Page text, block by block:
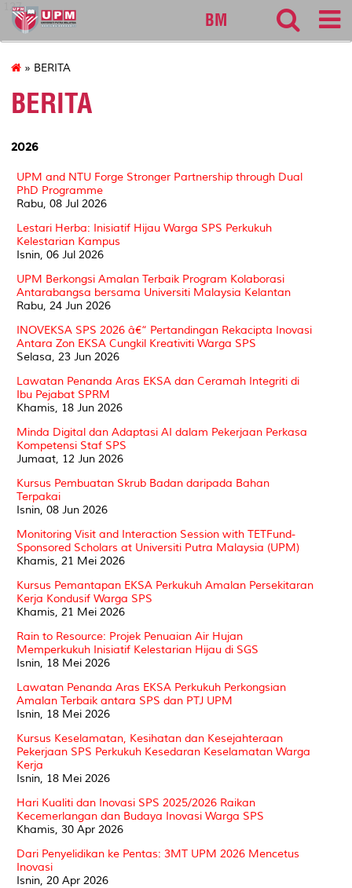
127
BM
» BERITA
BERITA
2026
UPM and NTU Forge Stronger Partnership through Dual
PhD Programme
Rabu, 08 Jul 2026
Lestari Herba: Inisiatif Hijau Warga SPS Perkukuh
Kelestarian Kampus
Isnin, 06 Jul 2026
UPM Berkongsi Amalan Terbaik Program Kolaborasi
Antarabangsa bersama Universiti Malaysia Kelantan
Rabu, 24 Jun 2026
INOVEKSA SPS 2026 â€“ Pertandingan Rekacipta Inovasi
Antara Zon EKSA Cungkil Kreativiti Warga SPS
Selasa, 23 Jun 2026
Lawatan Penanda Aras EKSA dan Ceramah Integriti di
Ibu Pejabat SPRM
Khamis, 18 Jun 2026
Minda Digital dan Adaptasi AI dalam Pekerjaan Perkasa
Kompetensi Staf SPS
Jumaat, 12 Jun 2026
Kursus Pembuatan Skrub Badan daripada Bahan
Terpakai
Isnin, 08 Jun 2026
Monitoring Visit and Interaction Session with TETFund-
Sponsored Scholars at Universiti Putra Malaysia (UPM)
Khamis, 21 Mei 2026
Kursus Pemantapan EKSA Perkukuh Amalan Persekitaran
Kerja Kondusif Warga SPS
Khamis, 21 Mei 2026
Rain to Resource: Projek Penuaian Air Hujan
Memperkukuh Inisiatif Kelestarian Hijau di SGS
Isnin, 18 Mei 2026
Lawatan Penanda Aras EKSA Perkukuh Perkongsian
Amalan Terbaik antara SPS dan PTJ UPM
Isnin, 18 Mei 2026
Kursus Keselamatan, Kesihatan dan Kesejahteraan
Pekerjaan SPS Perkukuh Kesedaran Keselamatan Warga
Kerja
Isnin, 18 Mei 2026
Hari Kualiti dan Inovasi SPS 2025/2026 Raikan
Kecemerlangan dan Budaya Inovasi Warga SPS
Khamis, 30 Apr 2026
Dari Penyelidikan ke Pentas: 3MT UPM 2026 Mencetus
Inovasi
Isnin, 20 Apr 2026